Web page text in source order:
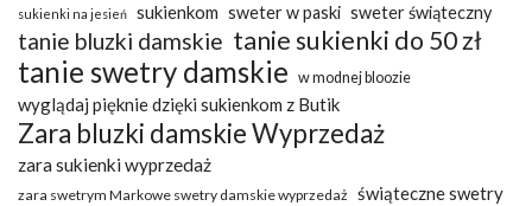
sukienki na jesień sukienkom sweter w paski sweter świąteczny
tanie bluzki damskie tanie sukienki do 50 zł
tanie swetry damskie w modnej bloozie
wyglądaj pięknie dzięki sukienkom z Butik
Zara bluzki damskie Wyprzedaż
zara sukienki wyprzedaż
zara swetrym Markowe swetry damskie wyprzedaż świąteczne swetry